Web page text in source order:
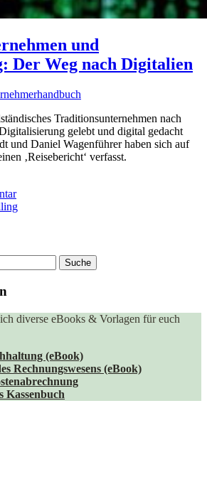
und
Der Weg nach Digitalien
Traditionsunternehmen nach
gelebt und digital gedacht
und Daniel Wagenführer haben sich auf
‚Reisebericht‘ verfasst.
diverse eBooks & Vorlagen für euch
(eBook)
Rechnungswesens (eBook)
Kassenbuch